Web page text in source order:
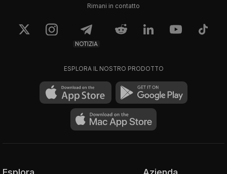
Rimani in contatto
NOTIZIA
ESPLORA IL NOSTRO PRODOTTO